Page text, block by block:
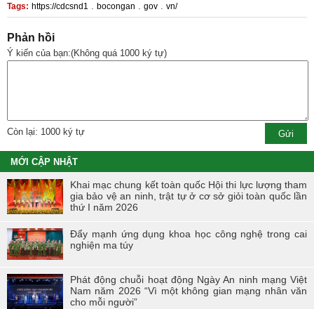
Tags: https://cdcsnd1 . bocongan . gov . vn/
Phản hồi
Ý kiến của bạn:(Không quá 1000 ký tự)
Còn lại: 1000 ký tự
MỚI CẬP NHẬT
Khai mạc chung kết toàn quốc Hội thi lực lượng tham
gia bảo vệ an ninh, trật tự ở cơ sở giỏi toàn quốc lần
thứ I năm 2026
Đẩy mạnh ứng dụng khoa học công nghệ trong cai
nghiện ma túy
Phát động chuỗi hoạt động Ngày An ninh mạng Việt
Nam năm 2026 “Vì một không gian mạng nhân văn
cho mỗi người”